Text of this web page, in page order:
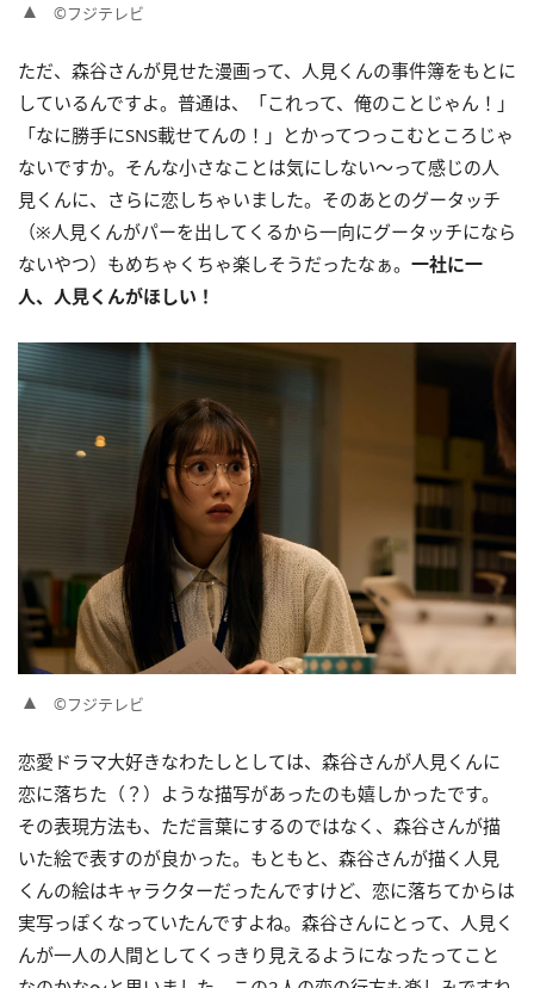
©フジテレビ
ただ、森谷さんが見せた漫画って、人見くんの事件簿をもとに
しているんですよ。普通は、「これって、俺のことじゃん！」
「なに勝手にSNS載せてんの！」とかってつっこむところじゃ
ないですか。そんな小さなことは気にしない〜って感じの人
見くんに、さらに恋しちゃいました。そのあとのグータッチ
（※人見くんがパーを出してくるから一向にグータッチになら
ないやつ）もめちゃくちゃ楽しそうだったなぁ。 一社に一
人、人見くんがほしい！
©フジテレビ
恋愛ドラマ大好きなわたしとしては、森谷さんが人見くんに
恋に落ちた（？）ような描写があったのも嬉しかったです。
その表現方法も、ただ言葉にするのではなく、森谷さんが描
いた絵で表すのが良かった。もともと、森谷さんが描く人見
くんの絵はキャラクターだったんですけど、恋に落ちてからは
実写っぽくなっていたんですよね。森谷さんにとって、人見く
んが一人の人間としてくっきり見えるようになったってこと